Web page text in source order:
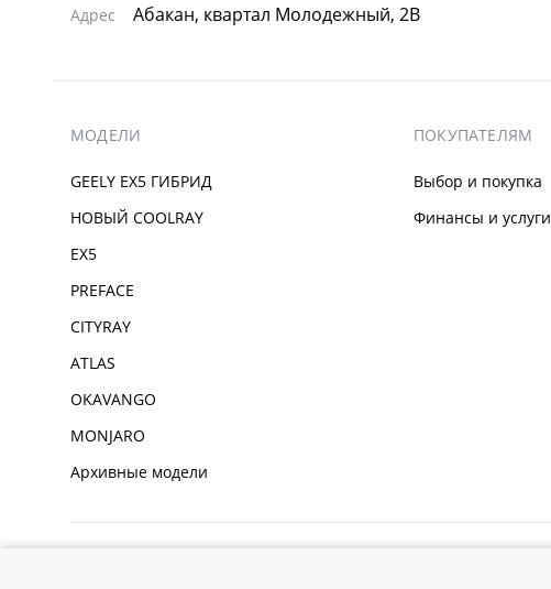
Адрес Абакан, квартал Молодежный, 2В
МОДЕЛИ
GEELY EX5 ГИБРИД
НОВЫЙ COOLRAY
EX5
PREFACE
CITYRAY
ATLAS
OKAVANGO
MONJARO
Архивные модели
ПОКУПАТЕЛЯМ
Выбор и покупка
Финансы и услуги